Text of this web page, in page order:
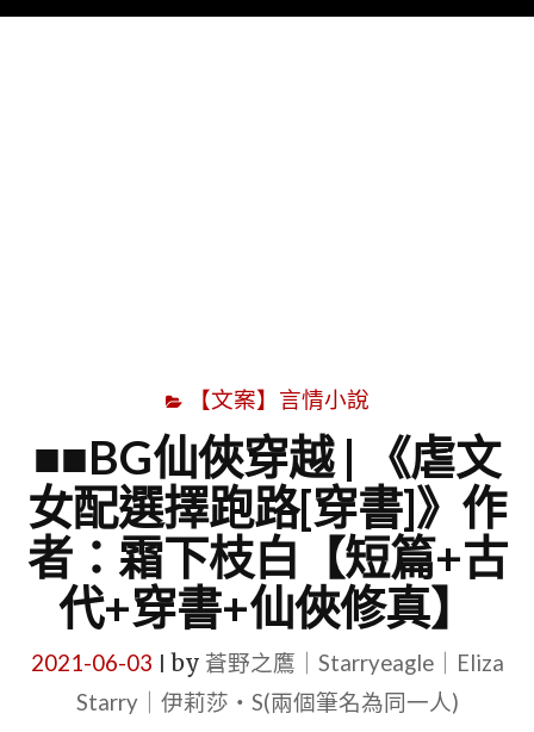
【文案】言情小說
■■BG仙俠穿越 | 《虐文
女配選擇跑路[穿書]》作
者：霜下枝白【短篇+古
代+穿書+仙俠修真】
2021-06-03 by 蒼野之鷹｜Starryeagle｜Eliza
Starry｜伊莉莎・S(兩個筆名為同一人)